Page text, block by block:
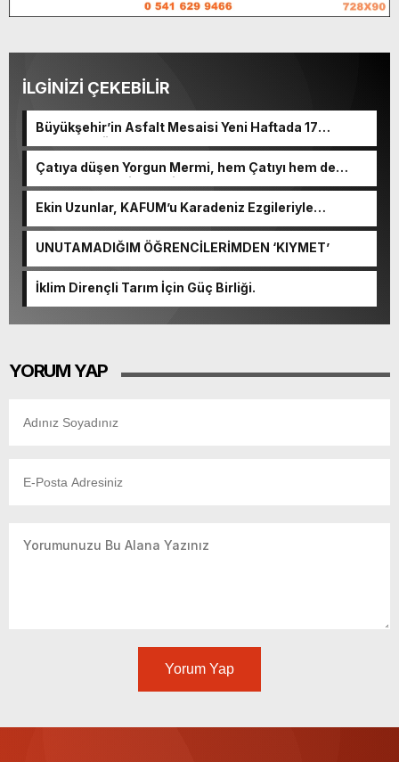
İLGİNİZİ ÇEKEBİLİR
Büyükşehir’in Asfalt Mesaisi Yeni Haftada 17
Noktada Sürecek.
Çatıya düşen Yorgun Mermi, hem Çatıyı hem de
Kulplu Tası delip geçti.
Ekin Uzunlar, KAFUM’u Karadeniz Ezgileriyle
UNUTAMADIĞIM ÖĞRENCİLERİMDEN ‘KIYMET’
İklim Dirençli Tarım İçin Güç Birliği.
YORUM YAP
Yorum Yap